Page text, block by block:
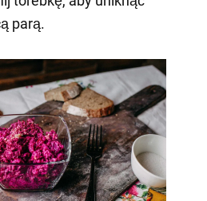
parą.